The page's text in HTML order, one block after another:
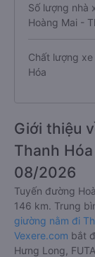
Số lượng nhà
Hoàng Mai -
Chất lượng
Hóa
Giới thiệu
Thanh
08/2026
Tuyến đường
146 km. Trung
giường nằm đi
Vexere.com bắt
Hưng Long,